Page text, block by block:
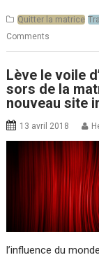
Quitter la matrice
Comments
Lève le voile
sors de la
nouveau site
13 avril 2018
l’influence du